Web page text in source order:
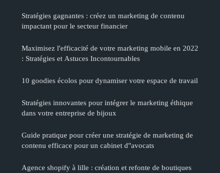
Stratégies gagnantes : créez un marketing de contenu
impactant pour le secteur financier
Maximisez l'efficacité de votre marketing mobile en 2022
: Stratégies et Astuces Incontournables
10 goodies écolos pour dynamiser votre espace de travail
Stratégies innovantes pour intégrer le marketing éthique
dans votre entreprise de bijoux
Guide pratique pour créer une stratégie de marketing de
contenu efficace pour un cabinet d"avocats
Agence shopify à lille : création et refonte de boutiques